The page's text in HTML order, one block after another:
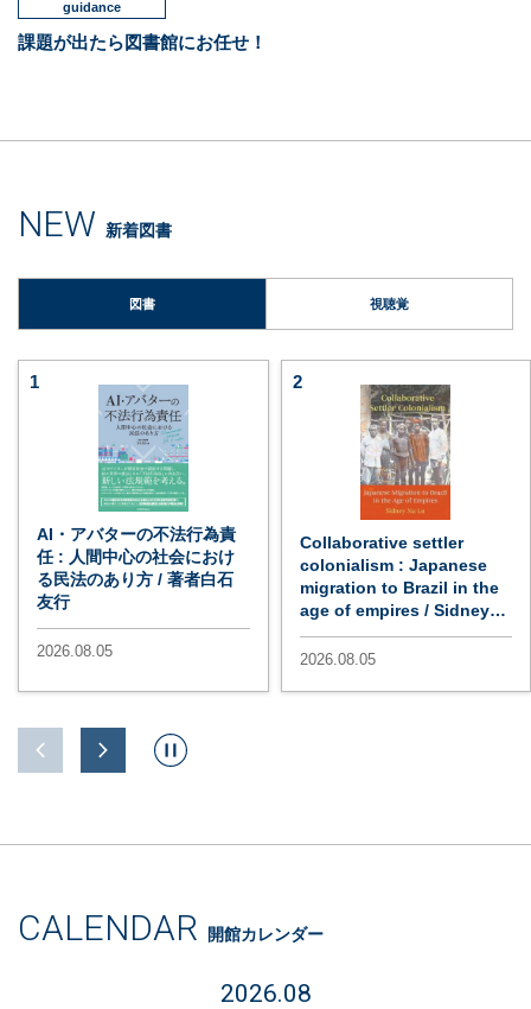
guidance
課題が出たら図書館にお任せ！
NEW 新着図書
図書 視聴覚
1
AI・アバターの不法行為責
任 : 人間中心の社会におけ
る民法のあり方 / 著者白石
友行
2026.08.05
2
Collaborative settler
colonialism : Japanese
migration to Brazil in the
age of empires / Sidney
Xu Lu
2026.08.05
CALENDAR 開館カレンダー
2026.08